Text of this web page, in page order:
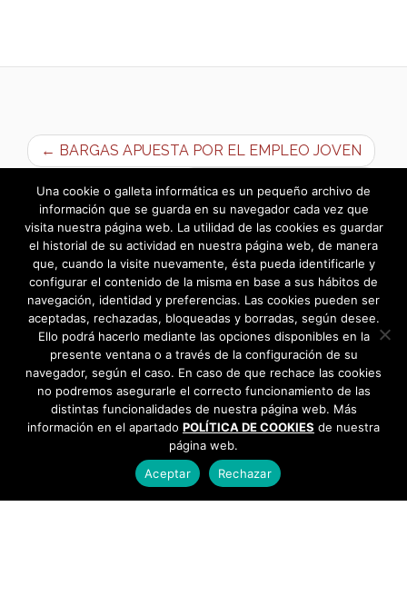
← BARGAS APUESTA POR EL EMPLEO JOVEN
Semana del Libro 2016 →
Una cookie o galleta informática es un pequeño archivo de
información que se guarda en su navegador cada vez que
visita nuestra página web. La utilidad de las cookies es guardar
el historial de su actividad en nuestra página web, de manera
que, cuando la visite nuevamente, ésta pueda identificarle y
configurar el contenido de la misma en base a sus hábitos de
navegación, identidad y preferencias. Las cookies pueden ser
aceptadas, rechazadas, bloqueadas y borradas, según desee.
Ello podrá hacerlo mediante las opciones disponibles en la
presente ventana o a través de la configuración de su
navegador, según el caso. En caso de que rechace las cookies
no podremos asegurarle el correcto funcionamiento de las
distintas funcionalidades de nuestra página web. Más
información en el apartado POLÍTICA DE COOKIES de nuestra
página web.
Aceptar
Rechazar